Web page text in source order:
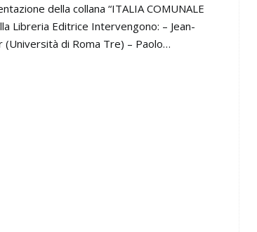
della collana “ITALIA COMUNALE
Libreria Editrice Intervengono: – Jean-
(Università di Roma Tre) – Paolo…